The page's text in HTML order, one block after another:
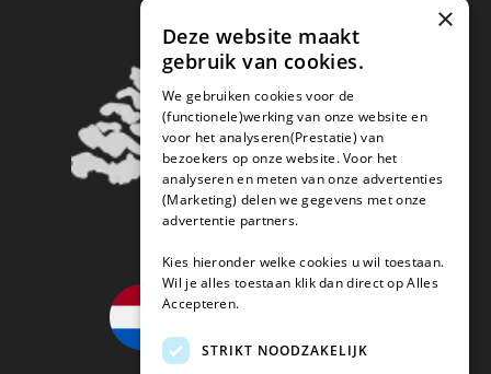
×
Deze website maakt
gebruik van cookies.
We gebruiken cookies voor de
(functionele)werking van onze website en
voor het analyseren(Prestatie) van
bezoekers op onze website. Voor het
analyseren en meten van onze advertenties
(Marketing) delen we gegevens met onze
advertentie partners.
Kies hieronder welke cookies u wil toestaan.
Wil je alles toestaan klik dan direct op Alles
Accepteren.
STRIKT NOODZAKELIJK